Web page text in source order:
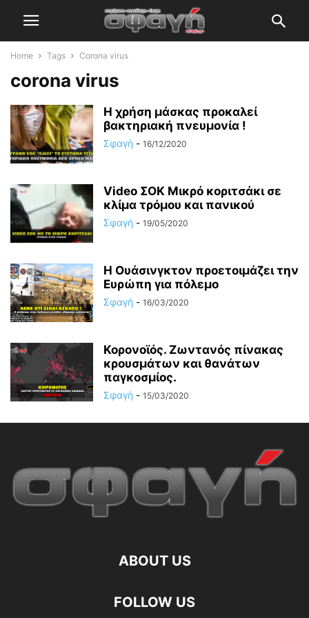
Home Tags Corona virus
corona virus
Η χρήση μάσκας προκαλεί
βακτηριακή πνευμονία !
Σφαγή - 16/12/2020
Video ΣΟΚ Μικρό κοριτσάκι σε
κλίμα τρόμου και πανικού
Σφαγή - 19/05/2020
Η Ουάσινγκτον προετοιμάζει την
Ευρώπη για πόλεμο
Σφαγή - 16/03/2020
Κορονοϊός. Ζωντανός πίνακας
κρουσμάτων και θανάτων
παγκοσμίος.
Σφαγή - 15/03/2020
ABOUT US
FOLLOW US